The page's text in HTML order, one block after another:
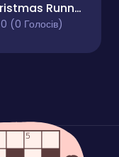
Christmas Runner 3D
0 (0 Голосів)